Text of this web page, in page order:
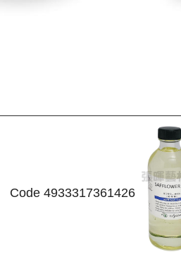
Code 4933317361426